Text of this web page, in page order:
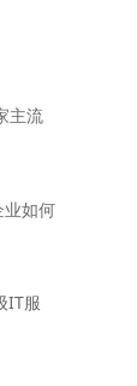
主流
如何
IT服